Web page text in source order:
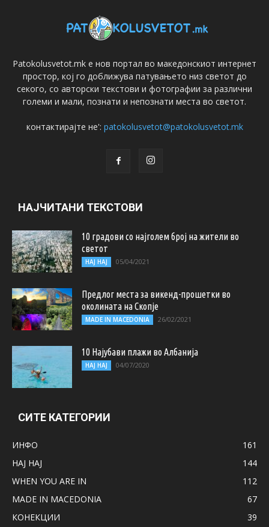
Patokolusvetot.mk е нов портал во македонскиот интернет
простор, кој го доближува патувањето низ светот до
секого, со авторски текстови и фотографии за различни
големи и мали, познати и непознати места во светот.
контактирајте не': patokolusvetot@patokolusvetot.mk
НАЈЧИТАНИ ТЕКСТОВИ
10 градови со најголем број на жители во
светот
НАЈ НАЈ 05/04/2021
Предлог места за викенд-прошетки во
околината на Скопје
MADE IN MACEDONIA 26/02/2021
10 Најубави плажи во Албанија
НАЈ НАЈ 04/07/2020
СИТЕ КАТЕГОРИИ
ИНФО
161
НАЈ НАЈ
144
WHEN YOU ARE IN
112
MADE IN MACEDONIA
67
КОНЕКЦИИ
39